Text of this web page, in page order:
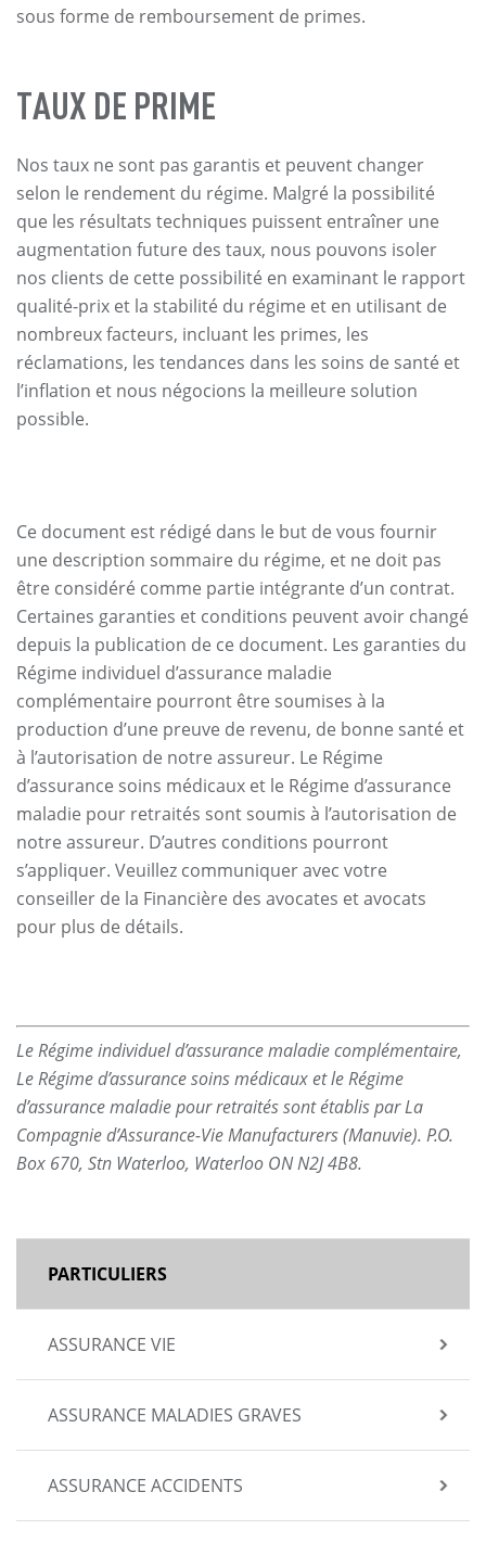
sous forme de remboursement de primes.
TAUX DE PRIME
Nos taux ne sont pas garantis et peuvent changer
selon le rendement du régime. Malgré la possibilité
que les résultats techniques puissent entraîner une
augmentation future des taux, nous pouvons isoler
nos clients de cette possibilité en examinant le rapport
qualité-prix et la stabilité du régime et en utilisant de
nombreux facteurs, incluant les primes, les
réclamations, les tendances dans les soins de santé et
l’inflation et nous négocions la meilleure solution
possible.
Ce document est rédigé dans le but de vous fournir
une description sommaire du régime, et ne doit pas
être considéré comme partie intégrante d’un contrat.
Certaines garanties et conditions peuvent avoir changé
depuis la publication de ce document. Les garanties du
Régime individuel d’assurance maladie
complémentaire pourront être soumises à la
production d’une preuve de revenu, de bonne santé et
à l’autorisation de notre assureur. Le Régime
d’assurance soins médicaux et le Régime d’assurance
maladie pour retraités sont soumis à l’autorisation de
notre assureur. D’autres conditions pourront
s’appliquer. Veuillez communiquer avec votre
conseiller de la Financière des avocates et avocats
pour plus de détails.
Le Régime individuel d’assurance maladie complémentaire,
Le Régime d’assurance soins médicaux et le Régime
d’assurance maladie pour retraités sont établis par La
Compagnie d’Assurance-Vie Manufacturers (Manuvie). P.O.
Box 670, Stn Waterloo, Waterloo ON N2J 4B8.
MAIN
NAVIGATION
PARTICULIERS
ASSURANCE VIE
ASSURANCE MALADIES GRAVES
ASSURANCE ACCIDENTS